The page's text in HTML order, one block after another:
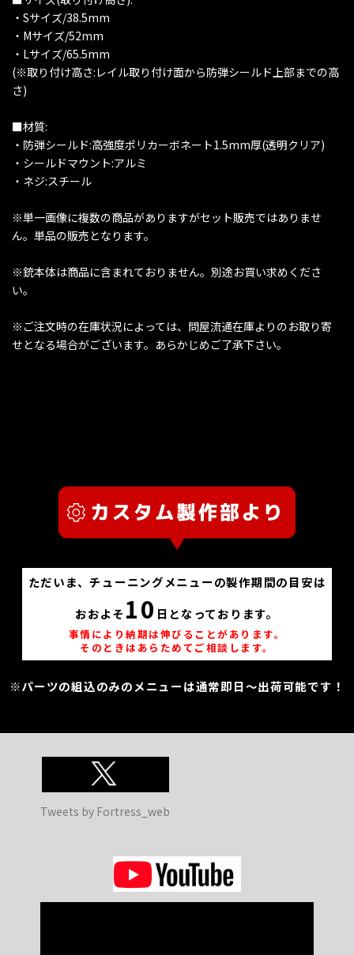
・Sサイズ/38.5mm
・Mサイズ/52mm
・Lサイズ/65.5mm
(※取り付け高さ:レイル取り付け面から防弾シールド上部までの高
さ)
■材質:
・防弾シールド:高強度ポリカーボネート1.5mm厚(透明クリア)
・シールドマウント:アルミ
・ネジ:スチール
※単一画像に複数の商品がありますがセット販売ではありませ
ん。単品の販売となります。
※銃本体は商品に含まれておりません。別途お買い求めくださ
い。
※ご注文時の在庫状況によっては、問屋流通在庫よりのお取り寄
せとなる場合がございます。あらかじめご了承下さい。
ただいま、チューニングメニューの製作期間の目安は
おおよそ 10 日となっております。
事情により納期は伸びることがあります。
そのときはあらためてご相談します。
※パーツの組込のみのメニューは通常即日～出荷可能です！
Tweets by Fortress_web